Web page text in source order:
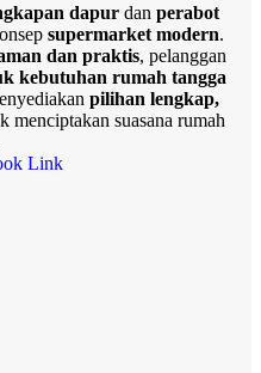
dapur dan perabot
supermarket modern.
dan praktis, pelanggan
kebutuhan rumah tangga
pilihan lengkap,
menciptakan suasana rumah
Link